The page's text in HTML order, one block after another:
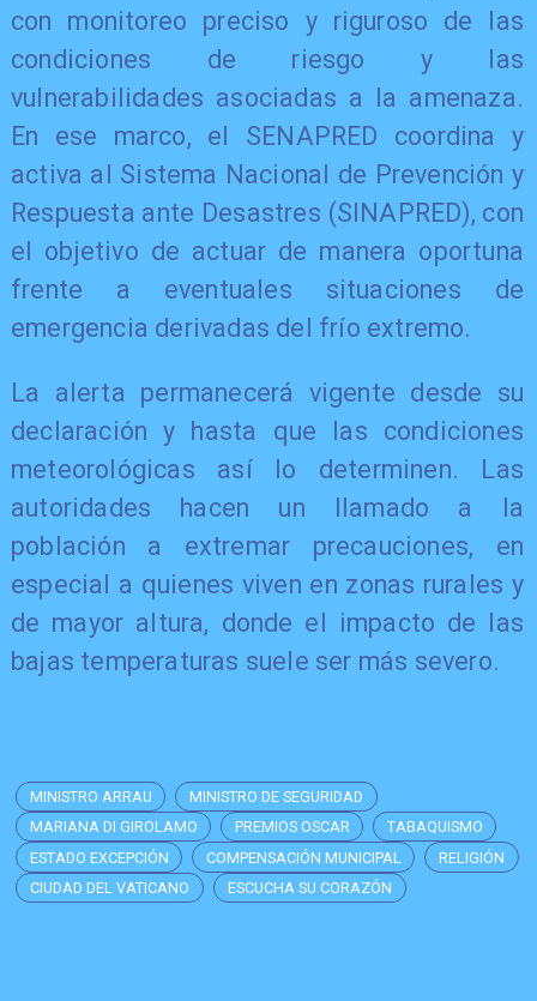
con monitoreo preciso y riguroso de las
condiciones de riesgo y las
vulnerabilidades asociadas a la amenaza.
En ese marco, el SENAPRED coordina y
activa al Sistema Nacional de Prevención y
Respuesta ante Desastres (SINAPRED), con
el objetivo de actuar de manera oportuna
frente a eventuales situaciones de
emergencia derivadas del frío extremo.
La alerta permanecerá vigente desde su
declaración y hasta que las condiciones
meteorológicas así lo determinen. Las
autoridades hacen un llamado a la
población a extremar precauciones, en
especial a quienes viven en zonas rurales y
de mayor altura, donde el impacto de las
bajas temperaturas suele ser más severo.
MINISTRO ARRAU
MINISTRO DE SEGURIDAD
MARIANA DI GIROLAMO
PREMIOS OSCAR
TABAQUISMO
ESTADO EXCEPCIÓN
COMPENSACIÓN MUNICIPAL
RELIGIÓN
CIUDAD DEL VATICANO
ESCUCHA SU CORAZÓN